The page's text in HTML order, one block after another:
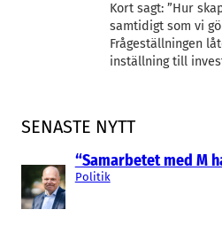
SENASTE NYTT
“Samarbetet med M
Politik
Kort sagt: ”Hur
samtidigt som vi
Frågeställningen
inställning till